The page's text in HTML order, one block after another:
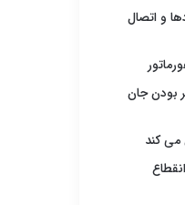
و اتصال
بودن جان
می کند